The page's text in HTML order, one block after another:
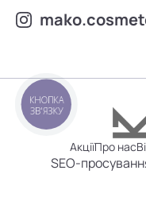
АкціїПро нас
SEO-
КНОПКА
ЗВ'ЯЗКУ